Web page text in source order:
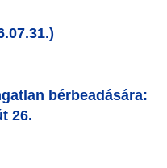
bérbeadására:
26.